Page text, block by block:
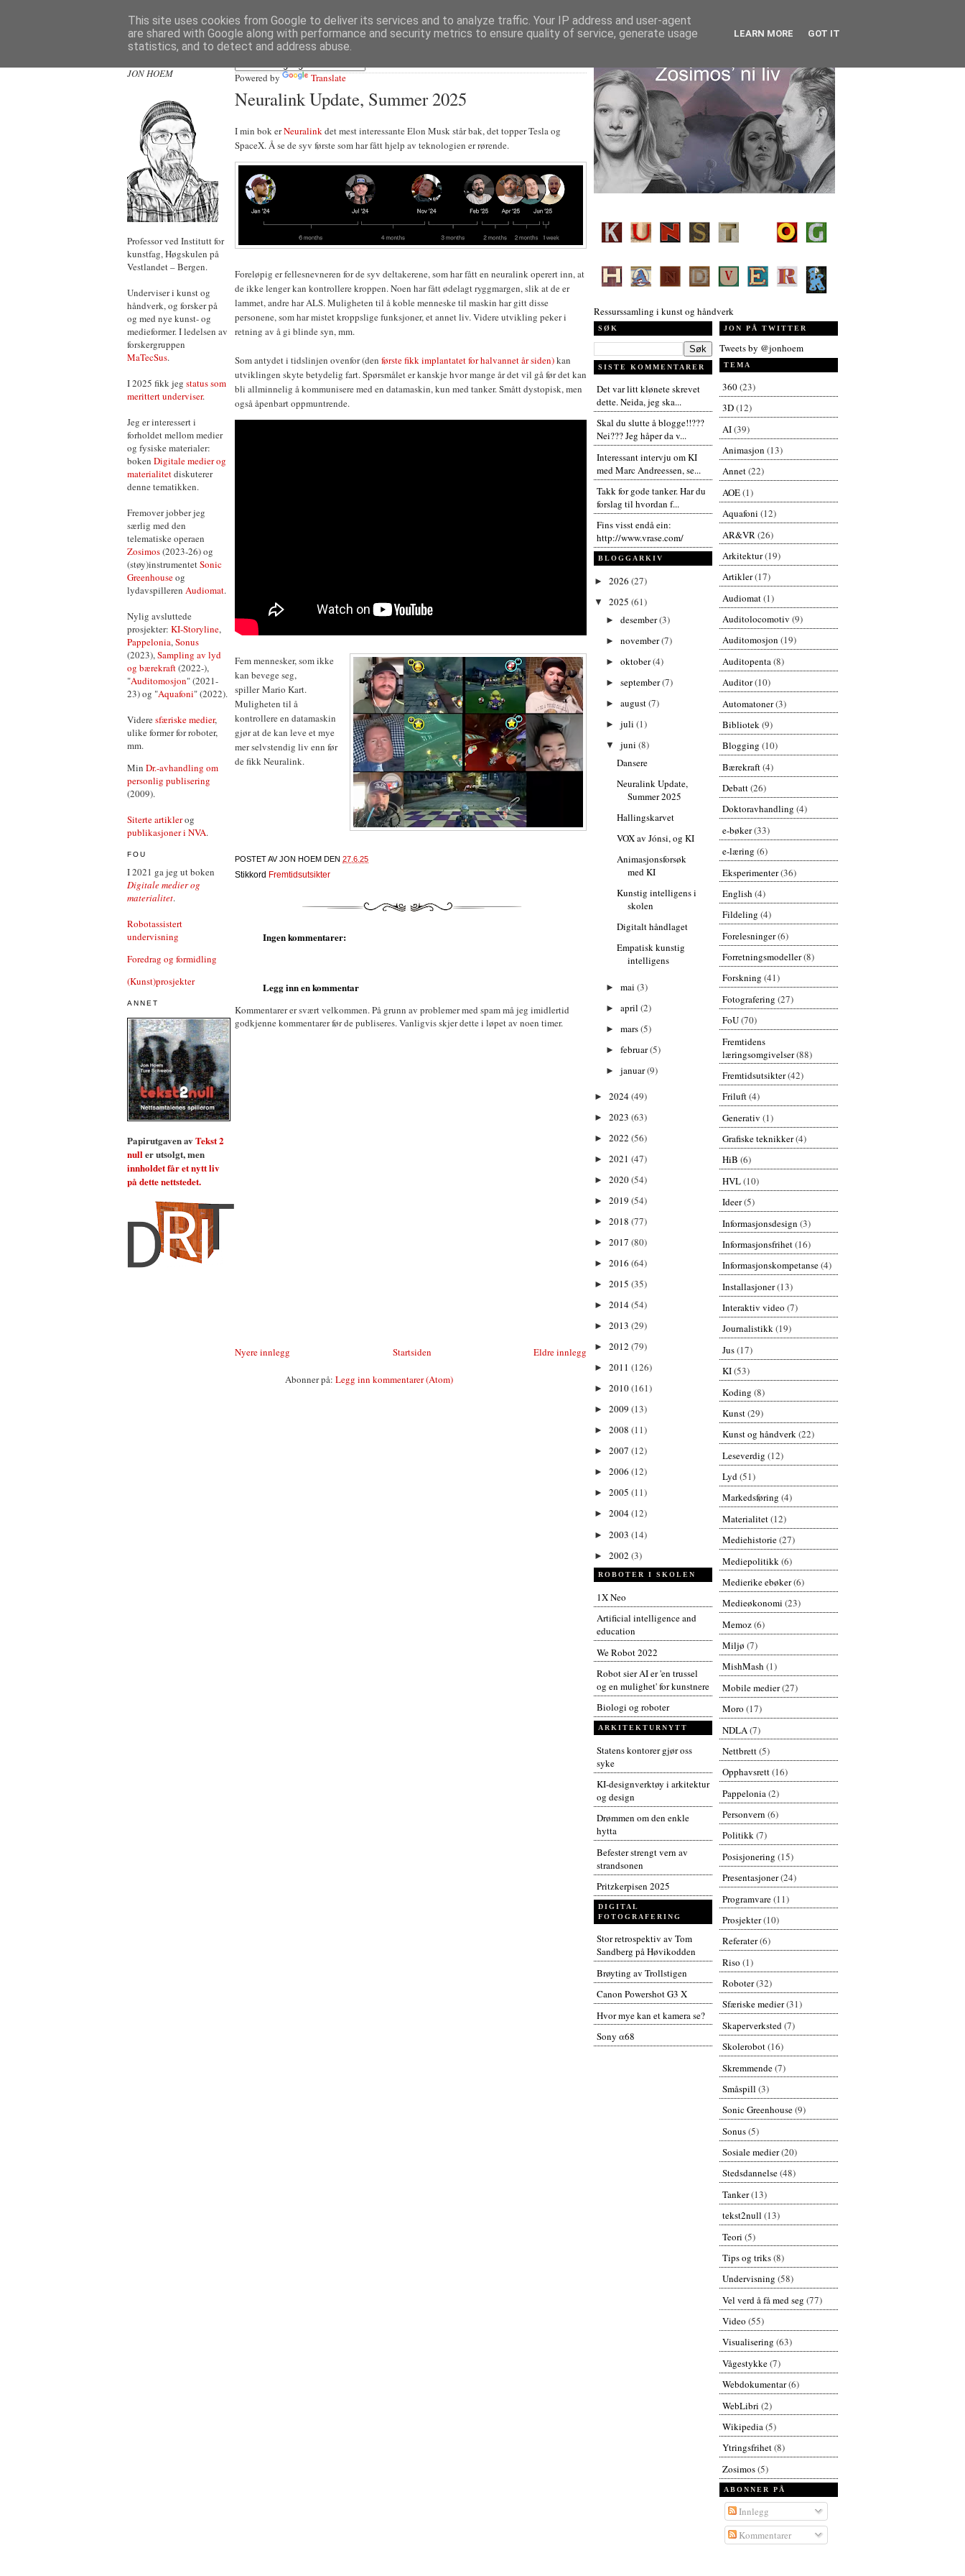
JON HOEM
Professor ved Institutt for
kunstfag, Høgskulen på
Vestlandet – Bergen.
Underviser i kunst og
håndverk, og forsker på
og med nye kunst- og
medieformer. I ledelsen av
forskergruppen
MaTecSus.
I 2025 fikk jeg status som
merittert underviser.
Jeg er interessert i
forholdet mellom medier
og fysiske materialer:
boken Digitale medier og
materialitetdiskuterer
denne tematikken.
Fremover jobber jeg
særlig med den
telematiske operaen
Zosimos(2023-26) og
(støy)instrumentetSonic
Greenhouseog
lydavspilleren Audiomat.
Nylig avsluttede
prosjekter: KI-Storyline,
Pappelonia,Sonus
(2023),Sampling av lyd
og bærekraft(2022-),
"Auditomosjon" (2021-
23) og "Aquafoni" (2022).
Videresfæriske medier,
ulike former for roboter,
mm.
Min Dr.-avhandling om
personlig publisering
(2009).
Siterte artiklerog
publikasjoner i NVA.
FOU
I 2021 ga jeg ut boken
Digitale medier og
materialitet.
Robotassistert
undervisning
Foredrag og formidling
(Kunst)prosjekter
ANNET
Papirutgaven av Tekst 2
nuller utsolgt, men
innholdet får et nytt liv
på dette nettstedet.
Powered by Translate
Neuralink Update, Summer 2025
I min bok erNeuralinkdet mest interessante Elon Musk står bak, det topper Tesla og
SpaceX. Å se de syv første som har fått hjelp av teknologien er rørende.
Foreløpig er fellesnevneren for de syv deltakerene, som har fått en neuralink operert inn, at
de ikke lenger kan kontrollere kroppen. Noen har fått ødelagt ryggmargen, slik at de er
lammet, andre har ALS. Muligheten til å koble menneske til maskin har gitt disse
personene, som har mistet kroppslige funksjoner, et annet liv. Videre utvikling peker i
retning av å gi blinde syn, mm.
Som antydet i tidslinjen ovenfor (den første fikk implantatet for halvannet år siden)kan
utviklingen skyte betydelig fart. Spørsmålet er kanskje hvor mange år det vil gå før det kan
bli allminnelig å kommunisere med en datamaskin, kun med tanker. Smått dystopisk, men
også åpenbart oppmuntrende.
Fem mennesker, som ikke
kan bevege seg,
spiller Mario Kart.
Muligheten til å
kontrollere en datamaskin
gjør at de kan leve et mye
mer selvstendig liv enn før
de fikk Neuralink.
POSTET AVJON HOEM DEN 27.6.25
Stikkord Fremtidsutsikter
Ingen kommentarer:
Legg inn en kommentar
Kommentarer er svært velkommen. På grunn av problemer med spam må jeg imidlertid
godkjenne kommentarer før de publiseres. Vanligvis skjer dette i løpet av noen timer.
Nyere innlegg Eldre innlegg
Startsiden
Abonner på: Legg inn kommentarer (Atom)
Ressurssamling i kunst og håndverk
SØK
SISTE KOMMENTARER
Det var litt klønete skrevet
dette. Neida, jeg ska...
Skal du slutte å blogge!!???
Nei??? Jeg håper da v...
Interessant intervju om KI
med Marc Andreessen, se...
Takk for gode tanker. Har du
forslag til hvordan f...
Fins visst endå ein:
http://www.vrase.com/
BLOGGARKIV
► 2026 (27)
▼ 2025 (61)
► desember(3)
► november(7)
► oktober(4)
► september(7)
► august(7)
► juli (1)
▼ juni (8)
Dansere
Neuralink Update,
Summer 2025
Hallingskarvet
VOX av Jónsi, og KI
Animasjonsforsøk
med KI
Kunstig intelligens i
skolen
Digitalt håndlaget
Empatisk kunstig
intelligens
► mai (3)
► april (2)
► mars(5)
► februar(5)
► januar(9)
► 2024(49)
► 2023 (63)
► 2022 (56)
► 2021 (47)
► 2020(54)
► 2019 (54)
► 2018 (77)
► 2017 (80)
► 2016 (64)
► 2015 (35)
► 2014(54)
► 2013 (29)
► 2012 (79)
► 2011 (126)
► 2010(161)
► 2009 (13)
► 2008 (11)
► 2007 (12)
► 2006 (12)
► 2005 (11)
► 2004(12)
► 2003 (14)
► 2002 (3)
ROBOTER I SKOLEN
1X Neo
Artificial intelligence and
education
We Robot 2022
Robot sier AI er 'en trussel
og en mulighet' for kunstnere
Biologi og roboter
ARKITEKTURNYTT
Statens kontorer gjør oss
syke
KI-designverktøy i arkitektur
og design
Drømmen om den enkle
hytta
Befester strengt vern av
strandsonen
Pritzkerpisen 2025
DIGITAL
FOTOGRAFERING
Stor retrospektiv av Tom
Sandberg på Høvikodden
Brøyting av Trollstigen
Canon Powershot G3 X
Hvor mye kan et kamera se?
Sony α68
JON PÅ TWITTER
Tweets by @jonhoem
TEMA
360(23)
3D(12)
AI(39)
Animasjon (13)
Annet(22)
AOE(1)
Aquafoni (12)
AR&VR (26)
Arkitektur(19)
Artikler(17)
Audiomat(1)
Auditolocomotiv (9)
Auditomosjon (19)
Auditopenta(8)
Auditor(10)
Automatoner(3)
Bibliotek(9)
Blogging (10)
Bærekraft(4)
Debatt(26)
Doktoravhandling (4)
e-bøker(33)
e-læring (6)
Eksperimenter(36)
English (4)
Fildeling (4)
Forelesninger(6)
Forretningsmodeller(8)
Forskning (41)
Fotografering (27)
FoU(70)
Fremtidens
læringsomgivelser(88)
Fremtidsutsikter(42)
Friluft(4)
Generativ (1)
Grafiske teknikker(4)
HiB (6)
HVL(10)
Ideer(5)
Informasjonsdesign (3)
Informasjonsfrihet(16)
Informasjonskompetanse(4)
Installasjoner(13)
Interaktiv video (7)
Journalistikk(19)
Jus(17)
KI(53)
Koding (8)
Kunst(29)
Kunst og håndverk(22)
Leseverdig (12)
Lyd(51)
Markedsføring (4)
Materialitet(12)
Mediehistorie(27)
Mediepolitikk (6)
Medierike ebøker(6)
Medieøkonomi (23)
Memoz(6)
Miljø (7)
MishMash (1)
Mobile medier(27)
Moro (17)
NDLA (7)
Nettbrett(5)
Opphavsrett(16)
Pappelonia(2)
Personvern (6)
Politikk(7)
Posisjonering (15)
Presentasjoner(24)
Programvare(11)
Prosjekter(10)
Referater(6)
Riso (1)
Roboter(32)
Sfæriske medier(31)
Skaperverksted(7)
Skolerobot(16)
Skremmende(7)
Småspill (3)
Sonic Greenhouse(9)
Sonus(5)
Sosiale medier(20)
Stedsdannelse(48)
Tanker(13)
tekst2null (13)
Teori (5)
Tips og triks(8)
Undervisning (58)
Vel verd å få med seg (77)
Video (55)
Visualisering (63)
Vågestykke(7)
Webdokumentar(6)
WebLibri (2)
Wikipedia(5)
Ytringsfrihet(8)
Zosimos(5)
ABONNER PÅ
Innlegg
Kommentarer
This site uses cookies from Google to deliver its services and to analyze traffic. Your IP address and user-agent
are shared with Google along with performance and security metrics to ensure quality of service, generate usage
statistics, and to detect and address abuse.
LEARN MORE GOT IT